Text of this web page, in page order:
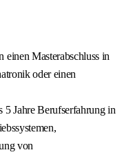
einen Masterabschluss in
oder einen
5 Jahre Berufserfahrung in
von